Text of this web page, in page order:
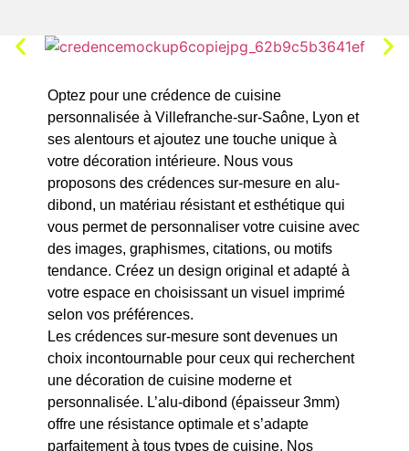
Optez pour une crédence de cuisine
personnalisée à Villefranche-sur-Saône, Lyon et
ses alentours et ajoutez une touche unique à
votre décoration intérieure. Nous vous
proposons des crédences sur-mesure en alu-
dibond, un matériau résistant et esthétique qui
vous permet de personnaliser votre cuisine avec
des images, graphismes, citations, ou motifs
tendance. Créez un design original et adapté à
votre espace en choisissant un visuel imprimé
selon vos préférences.
Les crédences sur-mesure sont devenues un
choix incontournable pour ceux qui recherchent
une décoration de cuisine moderne et
personnalisée. L’alu-dibond (épaisseur 3mm)
offre une résistance optimale et s’adapte
parfaitement à tous types de cuisine. Nos